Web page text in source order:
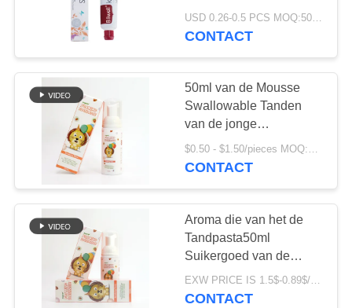
SITEMAP
PRIVACYBELEID
Geactiveerde
Houtskooltandpasta
De Tandpasta van
organische
Kinderen
Tandpasta van het de
Kauwgomaroma van
CONTACT
50ml van de Mousse
Swallowable Tanden
van de jonge
geitjestandpasta
Motechte de Aardbei
Schuimende Vloeistof
$0.50 - $1.50/pieces MOQ:5000 stukken
CONTACT
Aroma die van het de
Tandpasta50ml
Suikergoed van de
jonge geitjes het
Mondelinge Zorg
EXW PRICE IS 1.5$-0.89$/PCS MOQ:10000-50000PCS
CONTACT